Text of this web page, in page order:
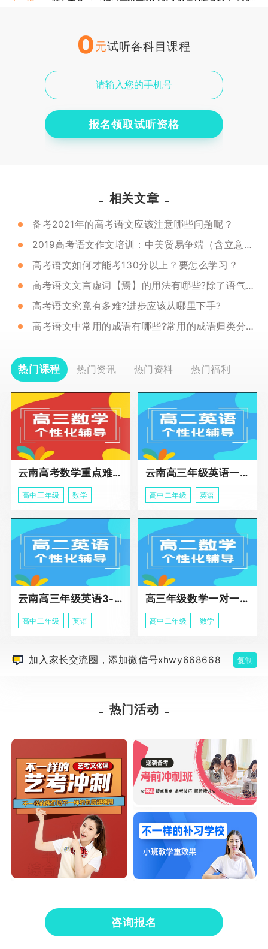
0元试听各科目课程
报名领取试听资格
相关文章
备考2021年的高考语文应该注意哪些问题呢？
2019高考语文作文培训：中美贸易争端（含立意分析、范文示例）！
高考语文如何才能考130分以上？要怎么学习？
高考语文文言虚词【焉】的用法有哪些?除了语气词还有哪些用法?
高考语文究竟有多难?进步应该从哪里下手?
高考语文中常用的成语有哪些?常用的成语归类分享!
热门课程 热门资讯 热门资料 热门福利
云南高考数学重点难点冲刺班
高中三年级 数学
云南高三年级英语一对一个性化辅导基础课程
高中二年级 英语
云南高三年级英语3-5人班组化辅导强化
高中二年级 英语
高三年级数学一对一高阶辅导冲刺课程
高中二年级 数学
加入家长交流圈，添加微信号xhwy668668 复制
热门活动
咨询报名